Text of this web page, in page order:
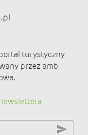
turystyczny
przez amb